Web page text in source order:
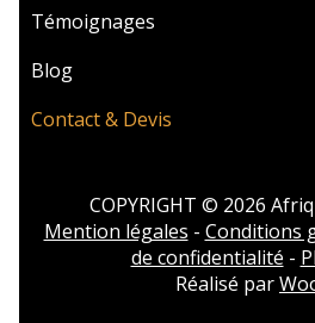
Témoignages
Blog
Contact & Devis
COPYRIGHT © 2026
Mention légales - Conditions
de confidentialité -
Réalisé par